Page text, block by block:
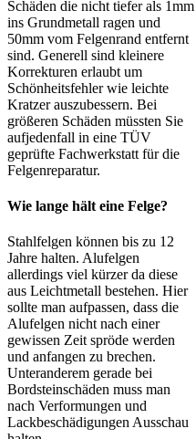
Schäden die nicht tiefer als 1mm
ins Grundmetall ragen und
50mm vom Felgenrand entfernt
sind. Generell sind kleinere
Korrekturen erlaubt um
Schönheitsfehler wie leichte
Kratzer auszubessern. Bei
größeren Schäden müssten Sie
aufjedenfall in eine TÜV
geprüfte Fachwerkstatt für die
Felgenreparatur.
Wie lange hält eine Felge?
Stahlfelgen können bis zu 12
Jahre halten. Alufelgen
allerdings viel kürzer da diese
aus Leichtmetall bestehen. Hier
sollte man aufpassen, dass die
Alufelgen nicht nach einer
gewissen Zeit spröde werden
und anfangen zu brechen.
Unteranderem gerade bei
Bordsteinschäden muss man
nach Verformungen und
Lackbeschädigungen Ausschau